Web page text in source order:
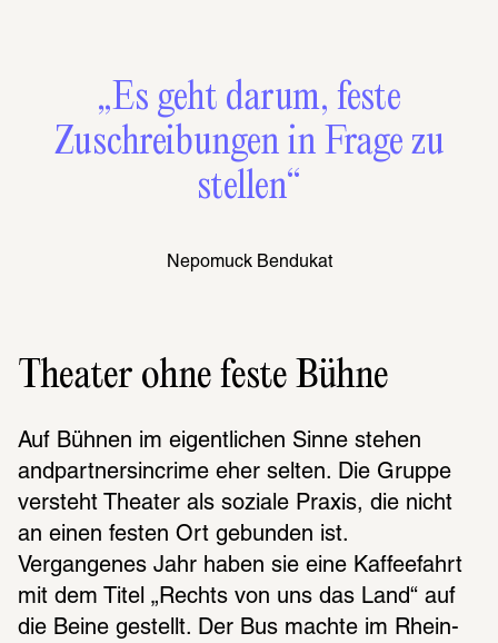
„Es geht darum, feste
Zuschreibungen in Frage zu
stellen“
Nepomuck Bendukat
Theater ohne feste Bühne
Auf Bühnen im eigentlichen Sinne stehen
andpartnersincrime eher selten. Die Gruppe
versteht Theater als soziale Praxis, die nicht
an einen festen Ort gebunden ist.
Vergangenes Jahr haben sie eine Kaffeefahrt
mit dem Titel „Rechts von uns das Land“ auf
die Beine gestellt. Der Bus machte im Rhein-